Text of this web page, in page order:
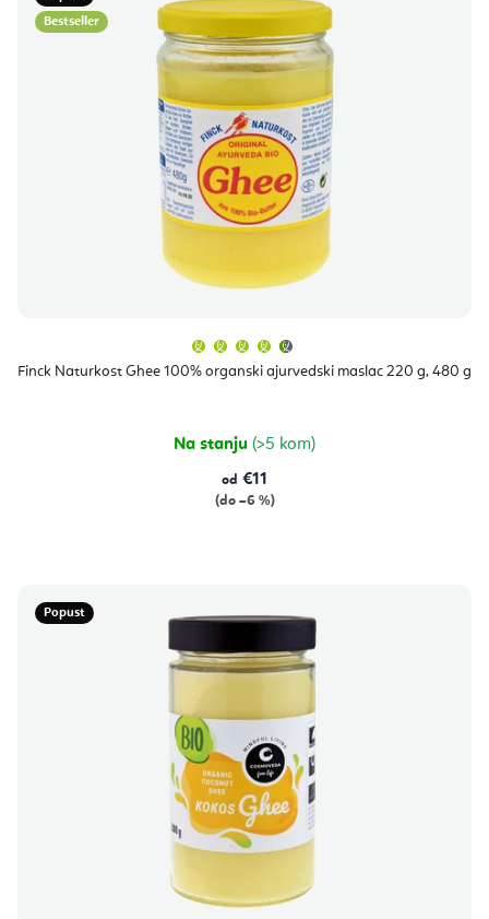
Bestseller
Finck Naturkost Ghee 100% organski ajurvedski maslac 220 g, 480 g
proizvoda
je
zvjezdica.
Na stanju (>5 kom)
od €11
(do –6 %)
Popust